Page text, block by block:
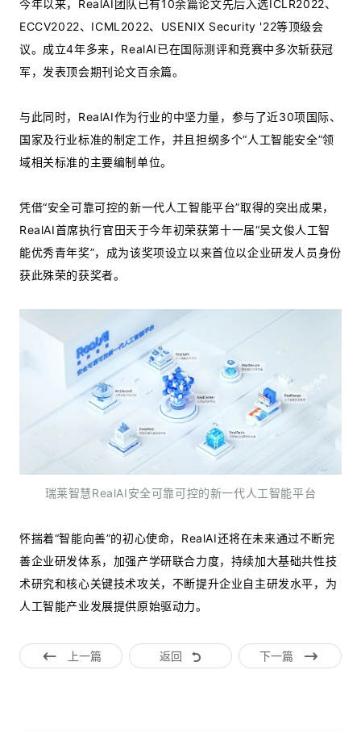
今年以来，RealAI团队已有10余篇论文先后入选ICLR2022、
ECCV2022、ICML2022、USENIX Security '22等顶级会
议。成立4年多来，RealAI已在国际测评和竞赛中多次斩获冠
军，发表顶会期刊论文百余篇。
与此同时，RealAI作为行业的中坚力量，参与了近30项国际、
国家及行业标准的制定工作，并且担纲多个“人工智能安全”领
域相关标准的主要编制单位。
凭借“安全可靠可控的新一代人工智能平台”取得的突出成果，
RealAI首席执行官田天于今年初荣获第十一届“吴文俊人工智
能优秀青年奖”，成为该奖项设立以来首位以企业研发人员身份
获此殊荣的获奖者。
瑞莱智慧RealAI安全可靠可控的新一代人工智能平台
怀揣着“智能向善”的初心使命，RealAI还将在未来通过不断完
善企业研发体系，加强产学研联合力度，持续加大基础共性技
术研究和核心关键技术攻关，不断提升企业自主研发水平，为
人工智能产业发展提供原始驱动力。
上一篇 返回 下一篇